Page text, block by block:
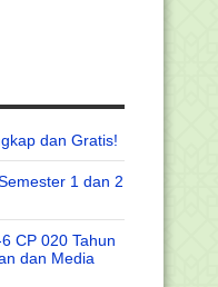
dan Gratis!
1 dan 2
CP 020 Tahun
dan Media